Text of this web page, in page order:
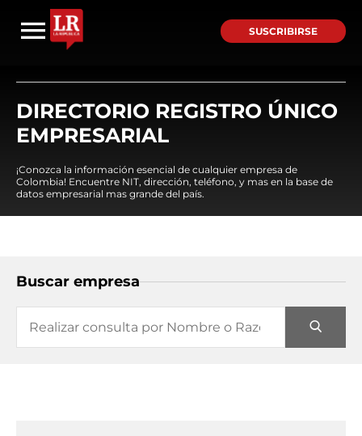
SUSCRIBIRSE
DIRECTORIO REGISTRO ÚNICO
EMPRESARIAL
¡Conozca la información esencial de cualquier empresa de
Colombia! Encuentre NIT, dirección, teléfono, y mas en la base de
datos empresarial mas grande del país.
Buscar empresa